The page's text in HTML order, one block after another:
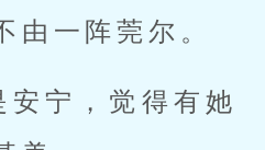
由一阵莞尔。
安宁，觉得有她